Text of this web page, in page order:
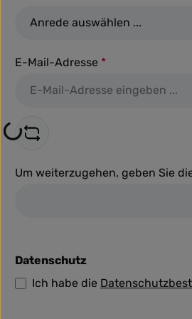
E-Mail-Adresse *
Um weiterzugehen, geben Sie
Datenschutz
Ich habe die